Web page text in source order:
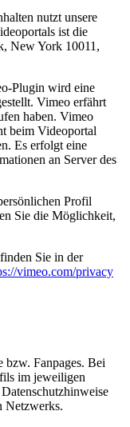
nutzt unsere
ist die
New York 10011,
Plugin wird eine
Vimeo erfährt
haben. Vimeo
beim Videoportal
Es erfolgt eine
an Server des
Profil
Sie die Möglichkeit,
Sie in der
vimeo.com/privacy
bzw. Fanpages. Bei
im jeweiligen
Netzwerks.